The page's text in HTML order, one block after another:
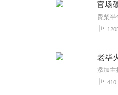
官场
老毕
410